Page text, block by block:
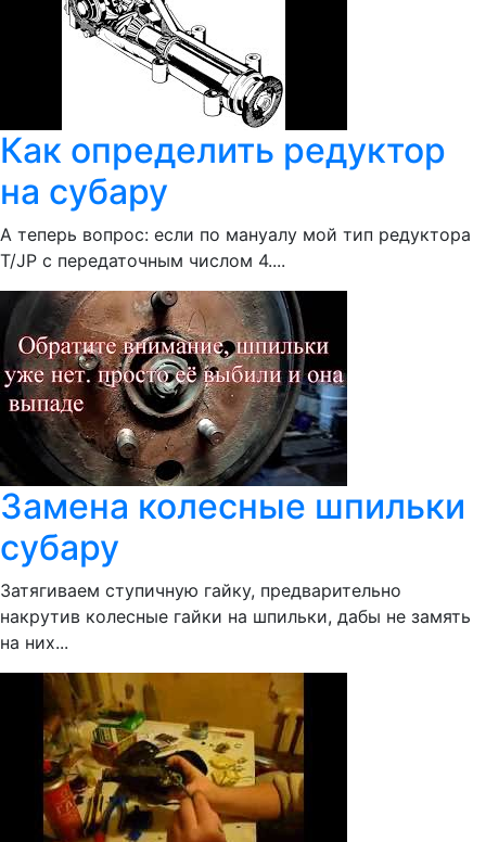
Как определить редуктор
на субару
А теперь вопрос: если по мануалу мой тип редуктора
Т/JP с передаточным числом 4....
Замена колесные шпильки
субару
Затягиваем ступичную гайку, предварительно
накрутив колесные гайки на шпильки, дабы не замять
на них...